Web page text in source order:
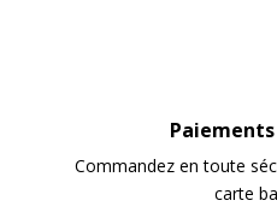
Commandez en toute
carte